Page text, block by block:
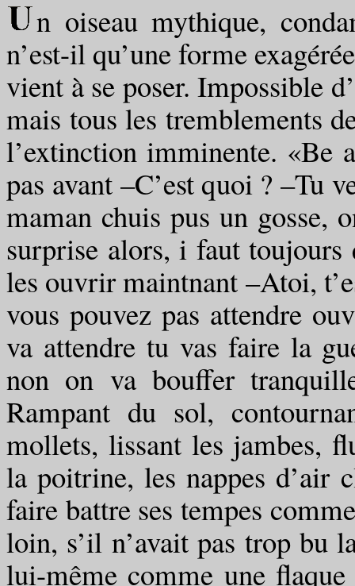
n oiseau mythique,
n’est-il qu’une forme
vient à se poser. Impossible
mais tous les tremblements
l’extinction imminente. «Be
pas avant –C’est quoi ? –Tu
maman chuis pus un
surprise alors, i faut
les ouvrir maintnant –Atoi,
vous pouvez pas attendre
va attendre tu vas faire la
non on va bouffer
Rampant du sol,
mollets, lissant les jambes,
la poitrine, les nappes d’air
faire battre ses tempes
loin, s’il n’avait pas trop bu
lui-même comme une